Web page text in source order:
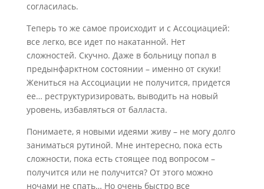
согласилась.
Теперь то же самое происходит и с Ассоциацией:
все легко, все идет по накатанной. Нет
сложностей. Скучно. Даже в больницу попал в
предынфарктном состоянии – именно от скуки!
Жениться на Ассоциации не получится, придется
ее… реструктуризировать, выводить на новый
уровень, избавляться от балласта.
Понимаете, я новыми идеями живу – не могу долго
заниматься рутиной. Мне интересно, пока есть
сложности, пока есть стоящее под вопросом –
получится или не получится? От этого можно
ночами не спать… Но очень быстро все